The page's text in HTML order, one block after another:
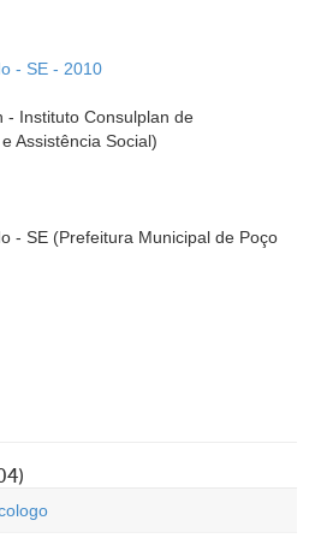
- SE - 2010
- Instituto Consulplan de
Assistência Social)
- SE (Prefeitura Municipal de Poço